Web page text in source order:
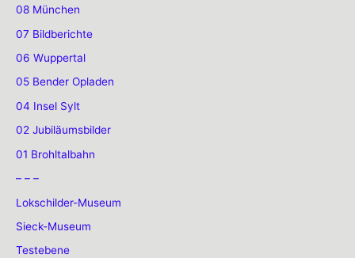
08 München
07 Bildberichte
06 Wuppertal
05 Bender Opladen
04 Insel Sylt
02 Jubiläumsbilder
01 Brohltalbahn
– – –
Lokschilder-Museum
Sieck-Museum
Testebene